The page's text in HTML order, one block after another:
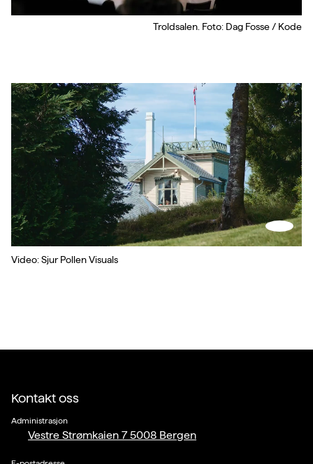
Troldsalen. Foto: Dag Fosse / Kode
Skru
på
Video: Sjur Pollen Visuals
Kontakt oss
Administrasjon
Vestre Strømkaien 7 5008 Bergen